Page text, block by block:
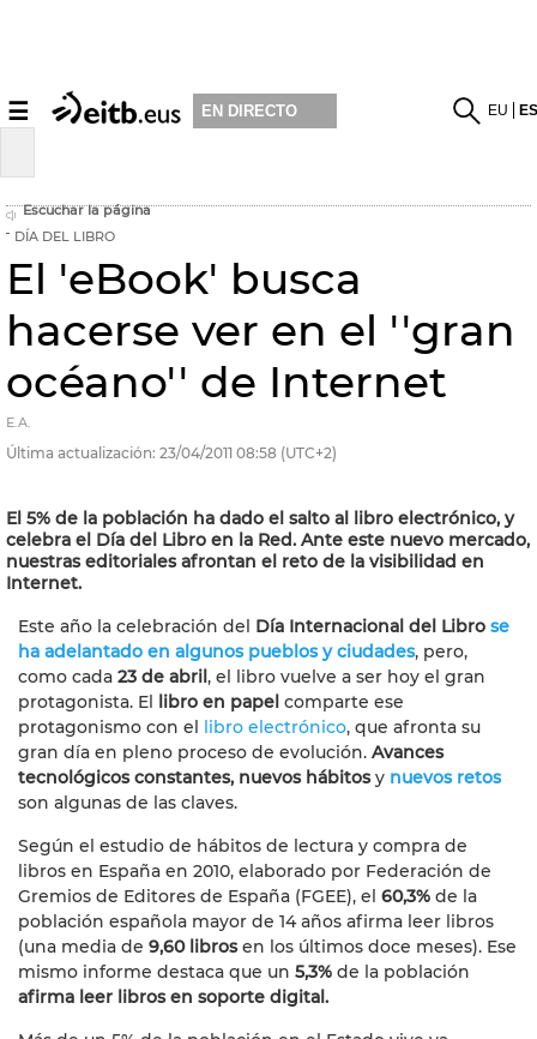
☰ EN DIRECTO EU
Escuchar la página
DÍA DEL LIBRO
El 'eBook' busca
hacerse ver en el ''gran
océano'' de Internet
E.A.
Última actualización: 23/04/2011 08:58 (UTC+2)
El 5% de la población ha dado el salto al libro electrónico, y
celebra el Día del Libro en la Red. Ante este nuevo mercado,
nuestras editoriales afrontan el reto de la visibilidad en
Internet.
Este año la celebración del Día Internacional del Libro se
ha adelantado en algunos pueblos y ciudades, pero,
como cada 23 de abril, el libro vuelve a ser hoy el gran
protagonista. El libro en papel comparte ese
protagonismo con el libro electrónico, que afronta su
gran día en pleno proceso de evolución. Avances
tecnológicos constantes, nuevos hábitosy nuevos retos
son algunas de las claves.
Según el estudio de hábitos de lectura y compra de
libros en España en 2010, elaborado por Federación de
Gremios de Editores de España (FGEE), el 60,3% de la
población española mayor de 14 años afirma leer libros
(una media de 9,60 librosen los últimos doce meses). Ese
mismo informe destaca que un 5,3% de la población
afirma leer libros en soporte digital.